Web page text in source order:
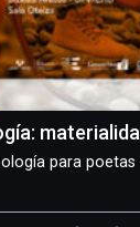
para